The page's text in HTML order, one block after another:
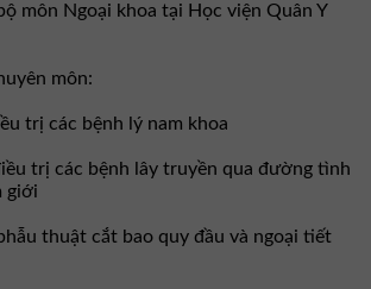
môn Ngoại khoa tại Học viện Quân Y
môn:
trị các bệnh lý nam khoa
trị các bệnh lây truyền qua đường tình
giới
thuật cắt bao quy đầu và ngoại tiết